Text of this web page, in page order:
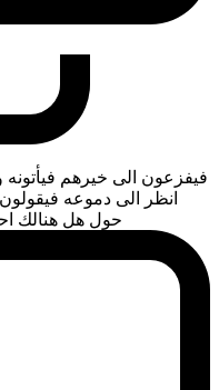
فيفزعون الى خيرهم
انظر الى دموعه
حول هل هنالك